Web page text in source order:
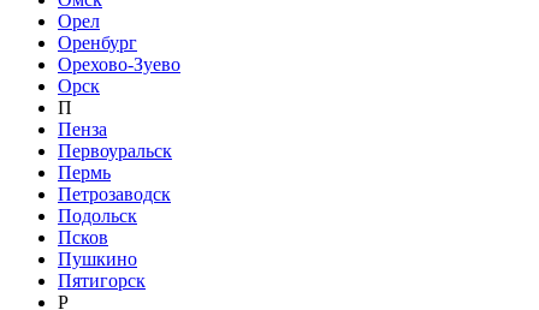
Орел
Оренбург
Орехово-Зуево
Орск
П
Пенза
Первоуральск
Пермь
Петрозаводск
Подольск
Псков
Пушкино
Пятигорск
Р